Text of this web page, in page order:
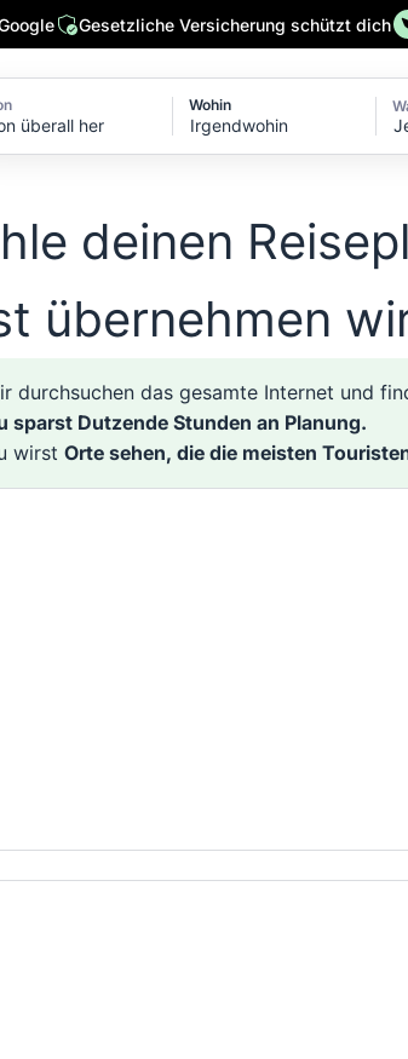
Gesetzliche Versicherung schützt dich
Wohin
deinen
übernehmen
durchsuchen das gesamte Internet und
sparst Dutzende Stunden an Planung.
wirst Orte sehen, die die meisten